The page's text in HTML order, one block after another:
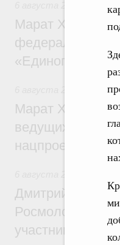
Марат
федерального
«Единого
Марат
ведущих к
нацпроекту
Дмитрий
Росмолодёжи
участников